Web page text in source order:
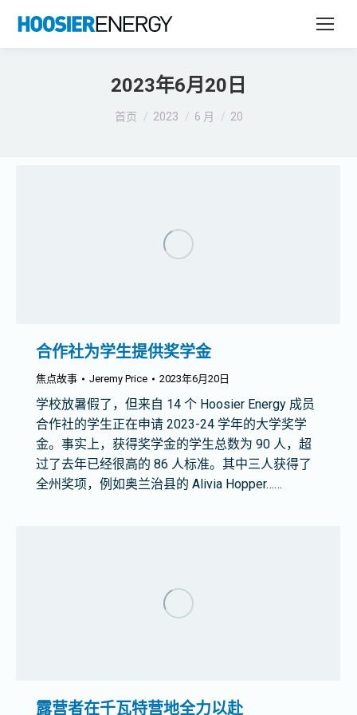
2023年6月20日
您在这里：
首页 2023 6 月 20
合作社为学生提供奖学金
焦点故事 Jeremy Price 2023年6月20日
学校放暑假了，但来自 14 个 Hoosier Energy 成员
合作社的学生正在申请 2023-24 学年的大学奖学
金。事实上，获得奖学金的学生总数为 90 人，超
过了去年已经很高的 86 人标准。其中三人获得了
全州奖项，例如奥兰治县的 Alivia Hopper……
露营者在千瓦特营地全力以赴